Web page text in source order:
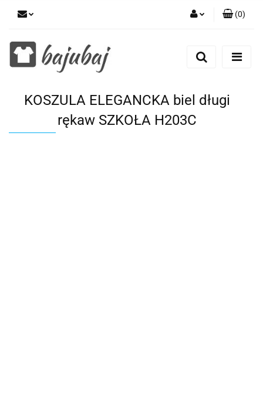
Zarejestruj się
Zgody cookies
(0)
KOSZULA ELEGANCKA biel długi
rękaw SZKOŁA H203C